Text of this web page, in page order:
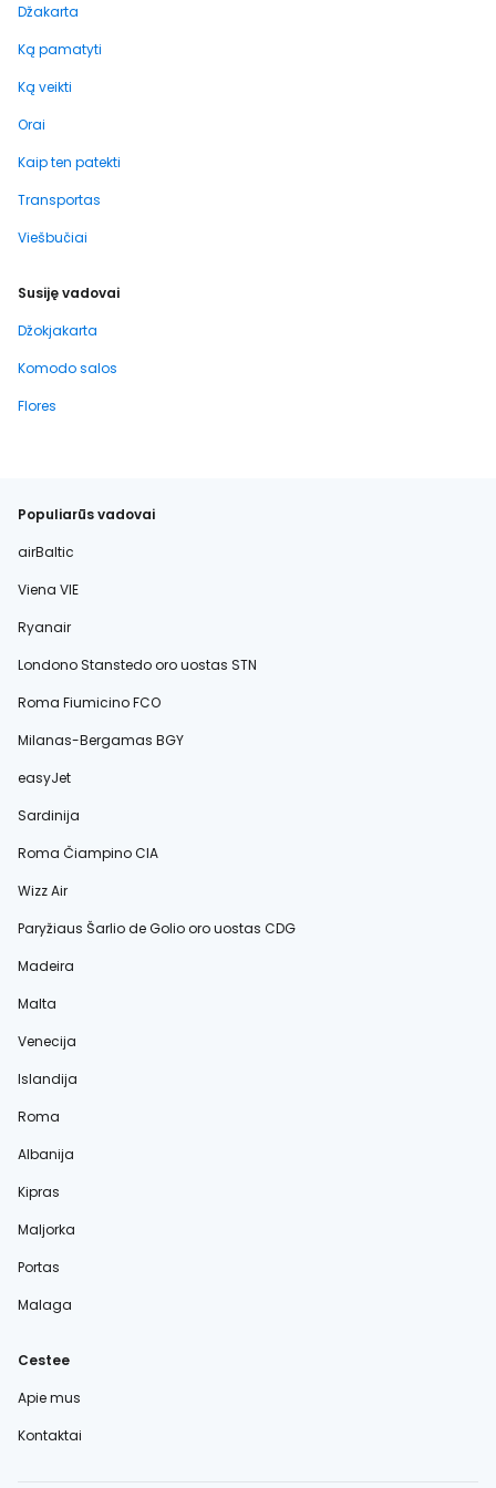
Džakarta
Ką pamatyti
Ką veikti
Orai
Kaip ten patekti
Transportas
Viešbučiai
Susiję vadovai
Džokjakarta
Komodo salos
Flores
Populiarūs vadovai
airBaltic
Viena VIE
Ryanair
Londono Stanstedo oro uostas STN
Roma Fiumicino FCO
Milanas-Bergamas BGY
easyJet
Sardinija
Roma Čiampino CIA
Wizz Air
Paryžiaus Šarlio de Golio oro uostas CDG
Madeira
Malta
Venecija
Islandija
Roma
Albanija
Kipras
Maljorka
Portas
Malaga
Cestee
Apie mus
Kontaktai